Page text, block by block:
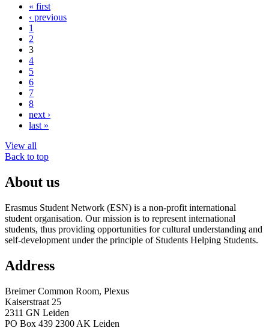
« first
‹ previous
1
2
3
4
5
6
7
8
next ›
last »
View all
Back to top
About us
Erasmus Student Network (ESN) is a non-profit international
student organisation. Our mission is to represent international
students, thus providing opportunities for cultural understanding and
self-development under the principle of Students Helping Students.
Address
Breimer Common Room, Plexus
Kaiserstraat 25
2311 GN Leiden
PO Box 439 2300 AK Leiden